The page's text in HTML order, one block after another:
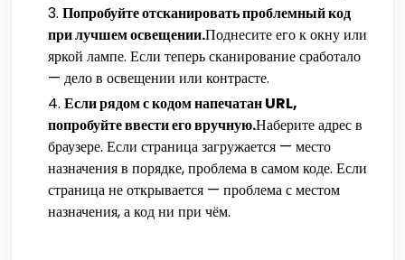
Попробуйте отсканировать проблемный код
при лучшем освещении.Поднесите его к окну или
яркой лампе. Если теперь сканирование сработало
— дело в освещении или контрасте.
Если рядом с кодом напечатан URL,
попробуйте ввести его вручную.Наберите адрес в
браузере. Если страница загружается — место
назначения в порядке, проблема в самом коде. Если
страница не открывается — проблема с местом
назначения, а код ни при чём.